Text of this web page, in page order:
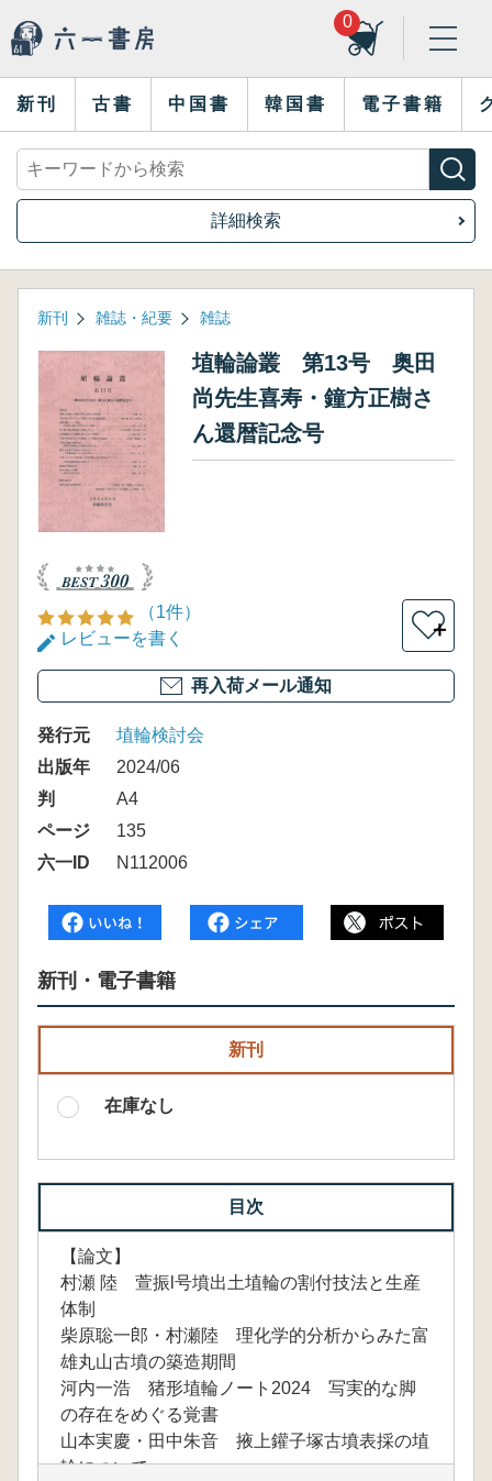
0
新刊 古書 中国書 韓国書 電子書籍
詳細検索
新刊 雑誌・紀要 雑誌
埴輪論叢 第13号 奥田
尚先生喜寿・鐘方正樹さ
ん還暦記念号
（1件）
レビューを書く
＋
再入荷メール通知
発行元
埴輪検討会
出版年
2024/06
判
A4
ページ
135
六一ID
N112006
新刊・電子書籍
新刊
在庫なし
目次
【論文】
村瀬 陸 萱振l号墳出土埴輪の割付技法と生産
体制
柴原聡一郎・村瀬陸 理化学的分析からみた富
雄丸山古墳の築造期間
河内一浩 猪形埴輪ノート2024 写実的な脚
の存在をめぐる覚書
山本実慶・田中朱音 掖上鑵子塚古墳表採の埴
輪について